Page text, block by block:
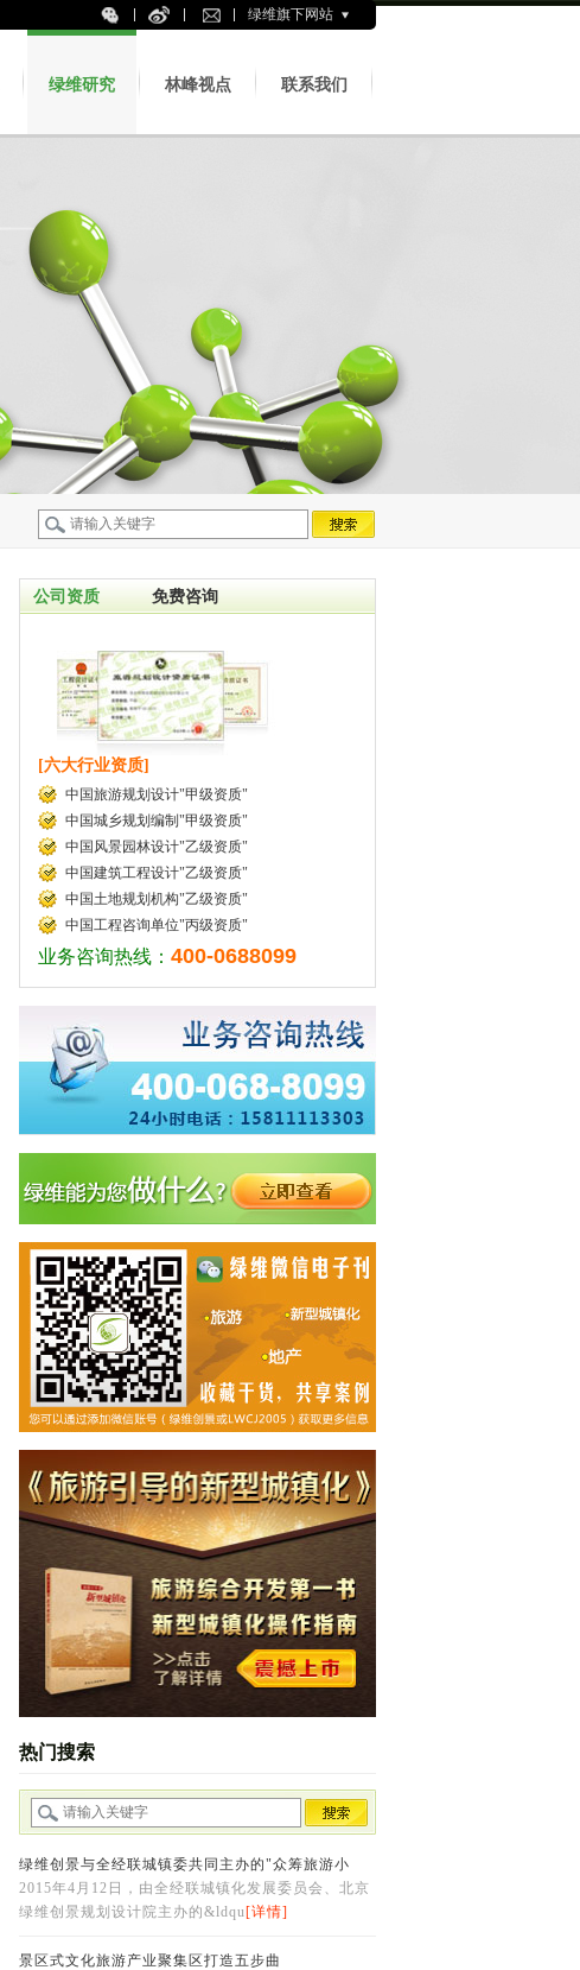
绿维旗下网站
绿维研究 林峰视点 联系我们
公司资质 免费咨询
[六大行业资质]
中国旅游规划设计"甲级资质"
中国城乡规划编制"甲级资质"
中国风景园林设计"乙级资质"
中国建筑工程设计"乙级资质"
中国土地规划机构"乙级资质"
中国工程咨询单位"丙级资质"
业务咨询热线： 400-0688099
热门搜索
绿维创景与全经联城镇委共同主办的"众筹旅游小
2015年4月12日，由全经联城镇化发展委员会、北京
绿维创景规划设计院主办的&ldqu[详情]
景区式文化旅游产业聚集区打造五步曲